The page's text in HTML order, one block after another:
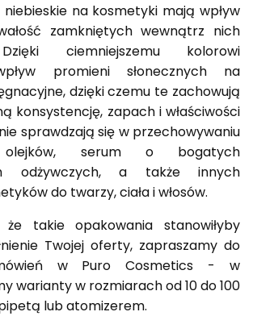
na kosmetyki mają wpływ
zamkniętych wewnątrz nich
ciemniejszemu kolorowi
promieni słonecznych na
dzięki czemu te zachowują
konsystencję, zapach i właściwości
sprawdzają się w przechowywaniu
olejków, serum o bogatych
odżywczych, a także innych
do twarzy, ciała i włosów.
że takie opakowania stanowiłyby
Twojej oferty, zapraszamy do
w Puro Cosmetics - w
warianty w rozmiarach od 10 do 100
lub atomizerem.